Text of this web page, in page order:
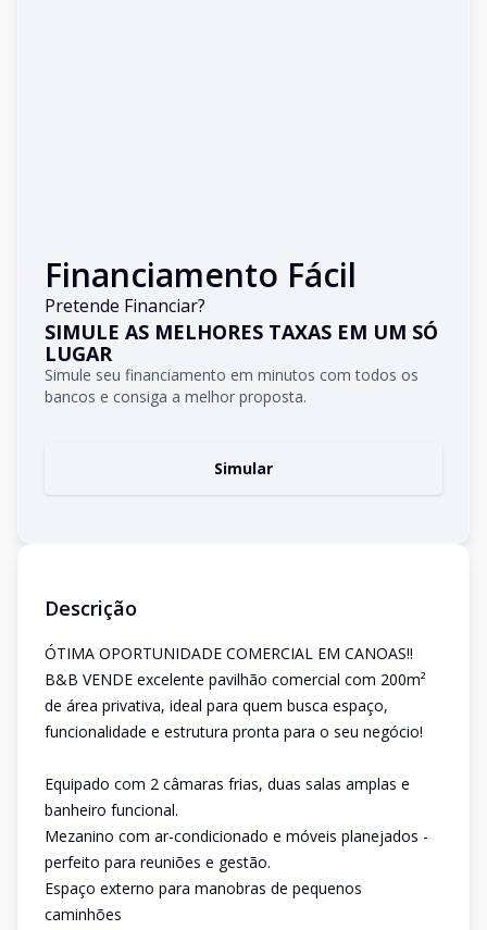
Financiamento Fácil
Pretende Financiar?
SIMULE AS MELHORES TAXAS EM UM SÓ
LUGAR
Simule seu financiamento em minutos com todos os
bancos e consiga a melhor proposta.
Simular
Descrição
ÓTIMA OPORTUNIDADE COMERCIAL EM CANOAS!!
B&B VENDE excelente pavilhão comercial com 200m²
de área privativa, ideal para quem busca espaço,
funcionalidade e estrutura pronta para o seu negócio!
Equipado com 2 câmaras frias, duas salas amplas e
banheiro funcional.
Mezanino com ar-condicionado e móveis planejados -
perfeito para reuniões e gestão.
Espaço externo para manobras de pequenos
caminhões